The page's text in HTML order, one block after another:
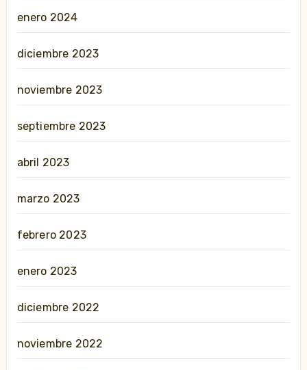
enero 2024
diciembre 2023
noviembre 2023
septiembre 2023
abril 2023
marzo 2023
febrero 2023
enero 2023
diciembre 2022
noviembre 2022